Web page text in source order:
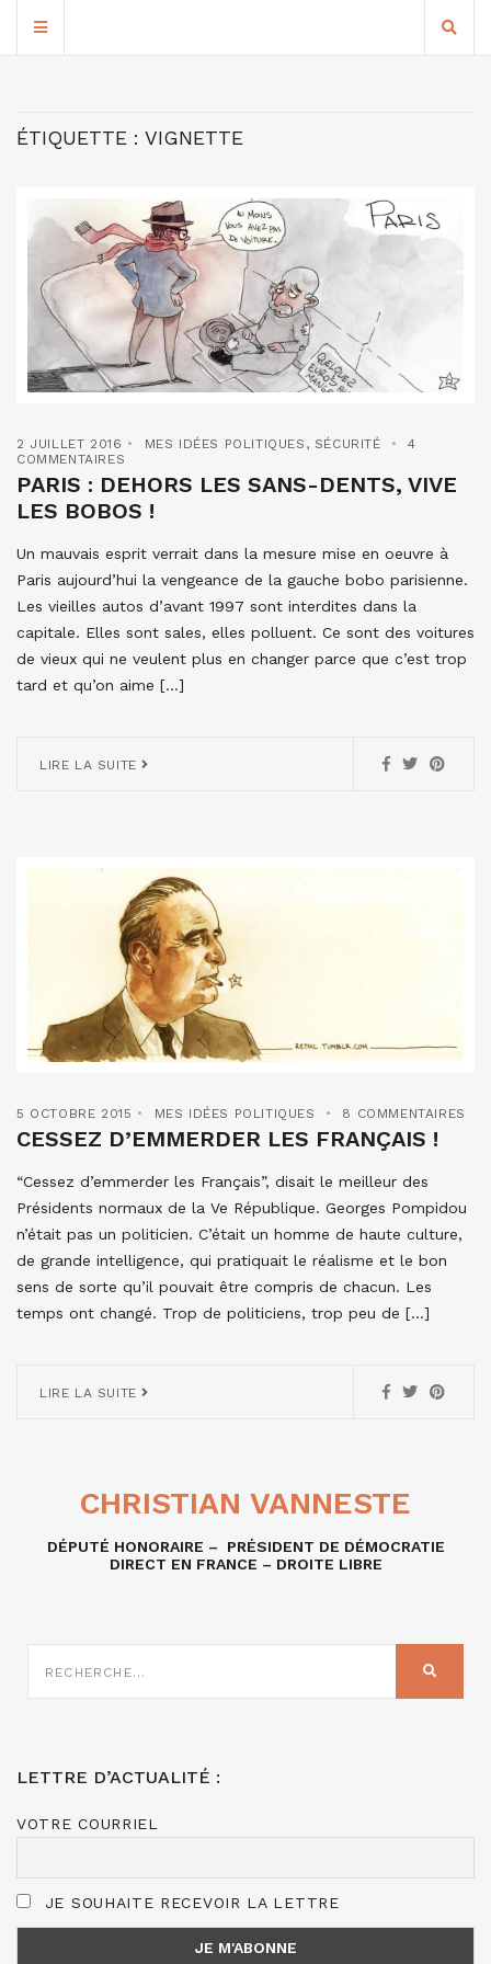
ÉTIQUETTE : VIGNETTE
2 JUILLET 2016 MES IDÉES POLITIQUES , SÉCURITÉ
4
COMMENTAIRES
PARIS : DEHORS LES SANS-DENTS, VIVE
LES BOBOS !
Un mauvais esprit verrait dans la mesure mise en oeuvre à
Paris aujourd’hui la vengeance de la gauche bobo parisienne.
Les vieilles autos d’avant 1997 sont interdites dans la
capitale. Elles sont sales, elles polluent. Ce sont des voitures
de vieux qui ne veulent plus en changer parce que c’est trop
tard et qu’on aime […]
LIRE LA SUITE
5 OCTOBRE 2015 MES IDÉES POLITIQUES 8 COMMENTAIRES
CESSEZ D’EMMERDER LES FRANÇAIS !
“Cessez d’emmerder les Français”, disait le meilleur des
Présidents normaux de la Ve République. Georges Pompidou
n’était pas un politicien. C’était un homme de haute culture,
de grande intelligence, qui pratiquait le réalisme et le bon
sens de sorte qu’il pouvait être compris de chacun. Les
temps ont changé. Trop de politiciens, trop peu de […]
LIRE LA SUITE
CHRISTIAN VANNESTE
DÉPUTÉ HONORAIRE – PRÉSIDENT DE DÉMOCRATIE
DIRECT EN FRANCE – DROITE LIBRE
SUR
LETTRE D’ACTUALITÉ :
VOTRE COURRIEL
JE SOUHAITE RECEVOIR LA LETTRE